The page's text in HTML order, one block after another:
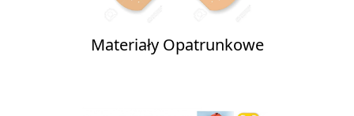
Materiały Opatrunkowe